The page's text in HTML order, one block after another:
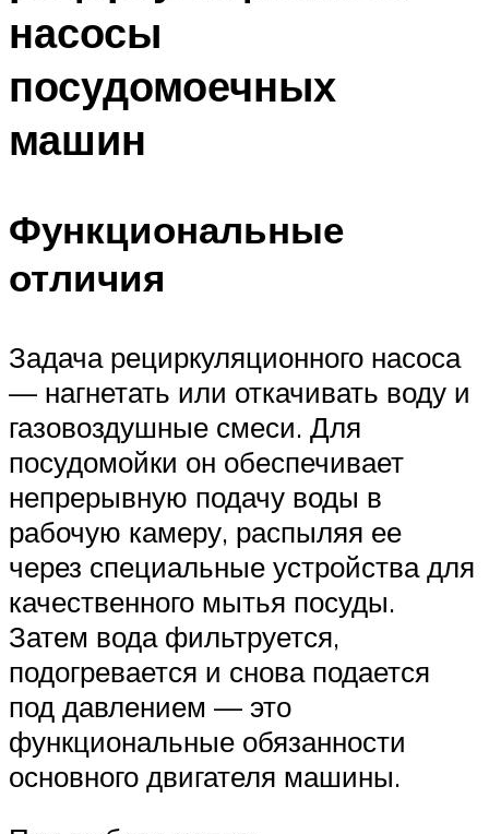
насосы
посудомоечных
машин
Функциональные
отличия
Задача рециркуляционного насоса
— нагнетать или откачивать воду и
газовоздушные смеси. Для
посудомойки он обеспечивает
непрерывную подачу воды в
рабочую камеру, распыляя ее
через специальные устройства для
качественного мытья посуды.
Затем вода фильтруется,
подогревается и снова подается
под давлением — это
функциональные обязанности
основного двигателя машины.